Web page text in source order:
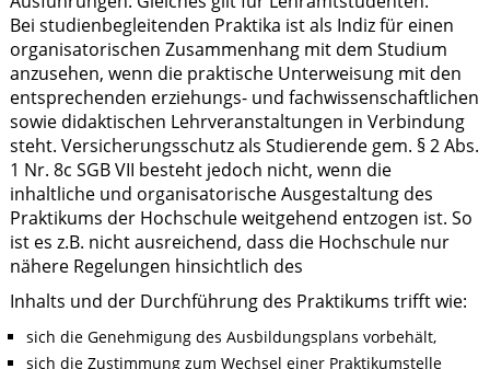
Bei studienbegleitenden Praktika ist als Indiz für einen
organisatorischen Zusammenhang mit dem Studium
anzusehen, wenn die praktische Unterweisung mit den
entsprechenden erziehungs- und fachwissenschaftlichen
sowie didaktischen Lehrveranstaltungen in Verbindung
steht. Versicherungsschutz als Studierende gem. § 2 Abs.
1 Nr. 8c SGB VII besteht jedoch nicht, wenn die
inhaltliche und organisatorische Ausgestaltung des
Praktikums der Hochschule weitgehend entzogen ist. So
ist es z.B. nicht ausreichend, dass die Hochschule nur
nähere Regelungen hinsichtlich des
Inhalts und der Durchführung des Praktikums trifft wie:
sich die Genehmigung des Ausbildungsplans vorbehält,
sich die Zustimmung zum Wechsel einer Praktikumstelle